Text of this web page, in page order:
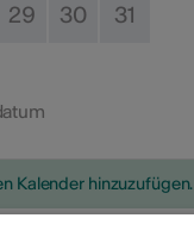
29 30 31
Kalender hinzuzufügen.